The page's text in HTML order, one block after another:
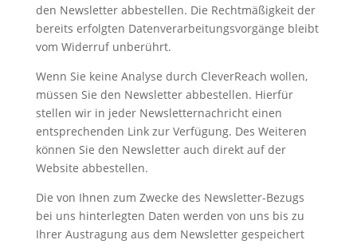
den Newsletter abbestellen. Die Rechtmäßigkeit der
bereits erfolgten Datenverarbeitungsvorgänge bleibt
vom Widerruf unberührt.
Wenn Sie keine Analyse durch CleverReach wollen,
müssen Sie den Newsletter abbestellen. Hierfür
stellen wir in jeder Newsletternachricht einen
entsprechenden Link zur Verfügung. Des Weiteren
können Sie den Newsletter auch direkt auf der
Website abbestellen.
Die von Ihnen zum Zwecke des Newsletter-Bezugs
bei uns hinterlegten Daten werden von uns bis zu
Ihrer Austragung aus dem Newsletter gespeichert